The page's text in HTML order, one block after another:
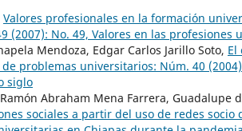
Valores profesionales en la formación
(2007): No. 49, Valores en las profesiones
Mendoza, Edgar Carlos Jarillo Soto, El
problemas universitarios: Núm. 40
siglo
Abraham Mena Farrera, Guadalupe
sociales a partir del uso de redes